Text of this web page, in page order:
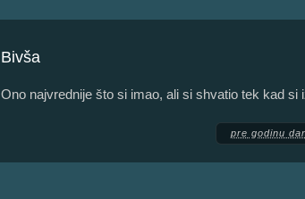
Bivša
Ono najvrednije što si imao, ali si shvatio tek kad si
pre godinu